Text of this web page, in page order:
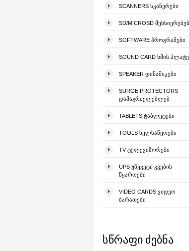
SCANNERS ᲡᲙᲐᲜᲔᲠᲔᲑᲘ
SD/MICROSD
SOFTWARE ᲞᲠᲝᲒᲠᲐᲛᲔᲑᲘ
SOUND CARD ᲮᲛᲘᲡ
SPEAKER ᲓᲘᲜᲐᲛᲘᲙᲔᲑᲘ
SURGE PROTECTORS
ᲓᲐᲛᲐᲒᲠᲫᲔᲚᲔᲑᲚᲔᲑ
TABLETS ᲢᲐᲑᲚᲔᲢᲔᲑᲘ
TOOLS ᲮᲔᲚᲡᲐᲬᲧᲝᲔᲑᲘ
TV ᲢᲔᲚᲔᲕᲘᲖᲝᲠᲔᲑᲘ
UPS ᲣᲬᲧᲕᲔᲢᲘ ᲙᲕᲔᲑᲘᲡ
ᲬᲧᲐᲠᲝᲔᲑᲘ
VIDEO CARDS ᲕᲘᲓᲔᲝ
ᲑᲐᲠᲐᲗᲔᲑᲘ
სწრაფი ძებნა